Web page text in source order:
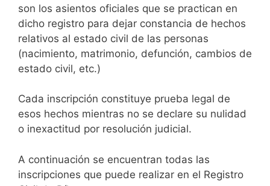
son los asientos oficiales que se practican en
dicho registro para dejar constancia de hechos
relativos al estado civil de las personas
(nacimiento, matrimonio, defunción, cambios de
estado civil, etc.)
Cada inscripción constituye prueba legal de
esos hechos mientras no se declare su nulidad
o inexactitud por resolución judicial.
A continuación se encuentran todas las
inscripciones que puede realizar en el Registro